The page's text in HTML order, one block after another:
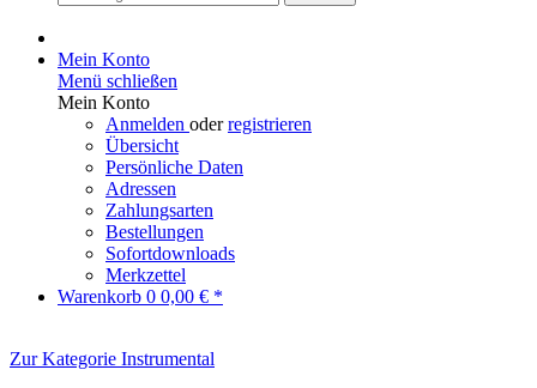
Mein Konto
Menü schließen
Mein Konto
Anmelden oderregistrieren
Übersicht
Persönliche Daten
Adressen
Zahlungsarten
Bestellungen
Sofortdownloads
Merkzettel
Warenkorb 0 0,00 € *
Zur Kategorie Instrumental